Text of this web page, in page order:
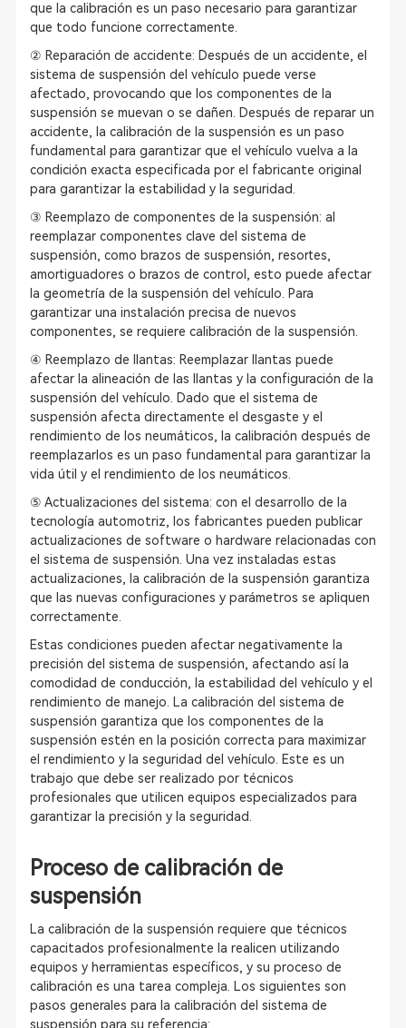
que la calibración es un paso necesario para garantizar
que todo funcione correctamente.
② Reparación de accidente: Después de un accidente, el
sistema de suspensión del vehículo puede verse
afectado, provocando que los componentes de la
suspensión se muevan o se dañen. Después de reparar un
accidente, la calibración de la suspensión es un paso
fundamental para garantizar que el vehículo vuelva a la
condición exacta especificada por el fabricante original
para garantizar la estabilidad y la seguridad.
③ Reemplazo de componentes de la suspensión: al
reemplazar componentes clave del sistema de
suspensión, como brazos de suspensión, resortes,
amortiguadores o brazos de control, esto puede afectar
la geometría de la suspensión del vehículo. Para
garantizar una instalación precisa de nuevos
componentes, se requiere calibración de la suspensión.
④ Reemplazo de llantas: Reemplazar llantas puede
afectar la alineación de las llantas y la configuración de la
suspensión del vehículo. Dado que el sistema de
suspensión afecta directamente el desgaste y el
rendimiento de los neumáticos, la calibración después de
reemplazarlos es un paso fundamental para garantizar la
vida útil y el rendimiento de los neumáticos.
⑤ Actualizaciones del sistema: con el desarrollo de la
tecnología automotriz, los fabricantes pueden publicar
actualizaciones de software o hardware relacionadas con
el sistema de suspensión. Una vez instaladas estas
actualizaciones, la calibración de la suspensión garantiza
que las nuevas configuraciones y parámetros se apliquen
correctamente.
Estas condiciones pueden afectar negativamente la
precisión del sistema de suspensión, afectando así la
comodidad de conducción, la estabilidad del vehículo y el
rendimiento de manejo. La calibración del sistema de
suspensión garantiza que los componentes de la
suspensión estén en la posición correcta para maximizar
el rendimiento y la seguridad del vehículo. Este es un
trabajo que debe ser realizado por técnicos
profesionales que utilicen equipos especializados para
garantizar la precisión y la seguridad.
Proceso de calibración de
suspensión
La calibración de la suspensión requiere que técnicos
capacitados profesionalmente la realicen utilizando
equipos y herramientas específicos, y su proceso de
calibración es una tarea compleja. Los siguientes son
pasos generales para la calibración del sistema de
suspensión para su referencia: